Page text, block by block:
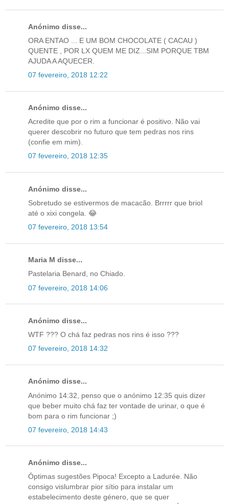
Anónimo disse...
ORA ENTAO ... E UM BOM CHOCOLATE ( CACAU )
QUENTE , POR LX QUEM ME DIZ...SIM PORQUE TBM
AJUDA A AQUECER.
07 fevereiro, 2018 12:22
Anónimo disse...
Acredite que por o rim a funcionar é positivo. Não vai
querer descobrir no futuro que tem pedras nos rins
(confie em mim).
07 fevereiro, 2018 12:35
Anónimo disse...
Sobretudo se estivermos de macacão. Brrrrr que briol
até o xixi congela. 😂
07 fevereiro, 2018 13:54
Maria M disse...
Pastelaria Benard, no Chiado.
07 fevereiro, 2018 14:06
Anónimo disse...
WTF ??? O chá faz pedras nos rins é isso ???
07 fevereiro, 2018 14:32
Anónimo disse...
Anónimo 14:32, penso que o anónimo 12:35 quis dizer
que beber muito chá faz ter vontade de urinar, o que é
bom para o rim funcionar ;)
07 fevereiro, 2018 14:43
Anónimo disse...
Óptimas sugestões Pipoca! Excepto a Ladurée. Não
consigo vislumbrar pior sítio para instalar um
estabelecimento deste género, que se quer